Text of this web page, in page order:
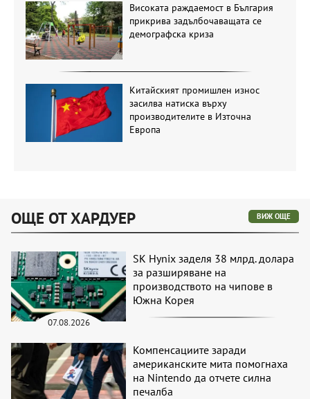
Високата раждаемост в България
прикрива задълбочаващата се
демографска криза
Китайският промишлен износ
засилва натиска върху
производителите в Източна
Европа
ОЩЕ ОТ ХАРДУЕР ВИЖ ОЩЕ
07.08.2026
SK Hynix заделя 38 млрд. долара
за разширяване на
производството на чипове в
Южна Корея
Компенсациите заради
американските мита помогнаха
на Nintendo да отчете силна
печалба